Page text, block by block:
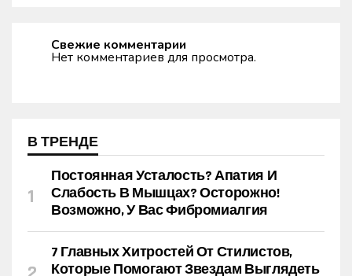
Свежие комментарии
Нет комментариев для просмотра.
В ТРЕНДЕ
Постоянная Усталость? Апатия И
Слабость В Мышцах? Осторожно!
Возможно, У Вас Фибромиалгия
7 Главных Хитростей От Стилистов,
Которые Помогают Звездам Выглядеть